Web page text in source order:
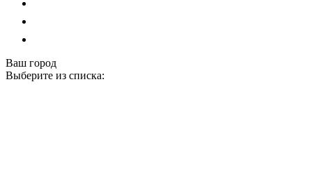
Ваш город
Выберите из списка: